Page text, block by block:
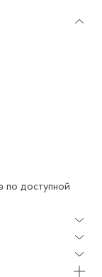
по доступной
для
Любые